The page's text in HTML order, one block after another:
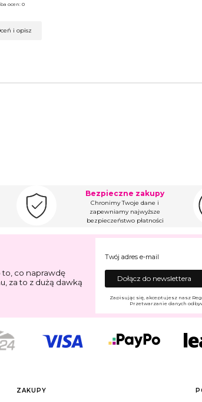
ocen: 0
i opisz
Bezpieczne zakupy
Chronimy Twoje dane i
zapewniamy najwyższe
bezpieczeństwo płatności
to, co naprawdę
za to z dużą dawką
Twój adres e-mail
Dołącz do newslettera
Zapisując się, akceptujesz nasz
Przetwarzanie danych
Linki w stopce
ZAKUPY